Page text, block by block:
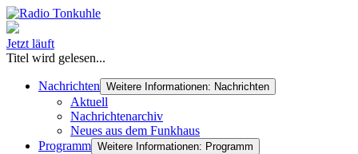
Jetzt läuft
Titel wird gelesen...
Nachrichten Weitere Informationen: Nachrichten
Aktuell
Nachrichtenarchiv
Neues aus dem Funkhaus
Programm Weitere Informationen: Programm